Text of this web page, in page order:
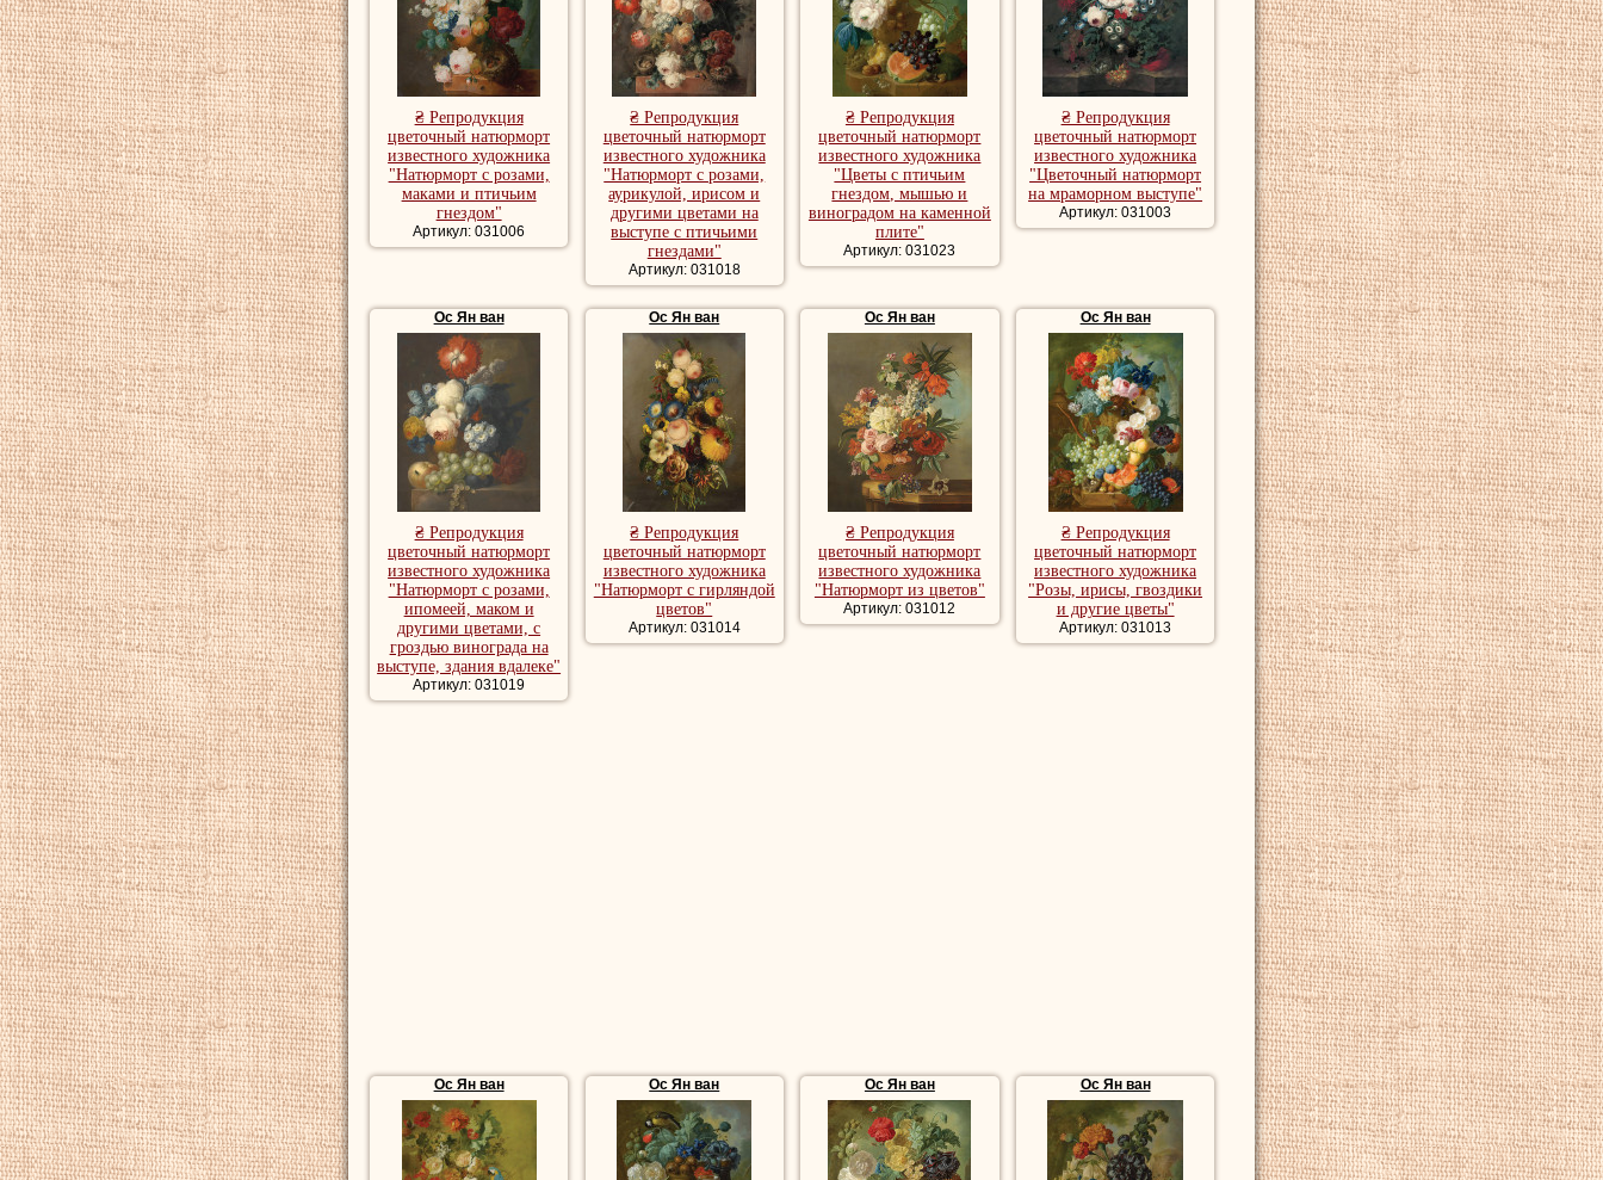
₴ Репродукция
цветочный натюрморт
известного художника
"Натюрморт с розами,
маками и птичьим
гнездом"
Артикул: 031006
₴ Репродукция
цветочный натюрморт
известного художника
"Натюрморт с розами,
аурикулой, ирисом и
другими цветами на
выступе с птичьими
гнездами"
Артикул: 031018
₴ Репродукция
цветочный натюрморт
известного художника
"Цветы с птичьим
гнездом, мышью и
виноградом на каменной
плите"
Артикул: 031023
₴ Репродукция
цветочный натюрморт
известного художника
"Цветочный натюрморт
на мраморном выступе"
Артикул: 031003
Ос Ян ван
₴ Репродукция
цветочный натюрморт
известного художника
"Натюрморт с розами,
ипомеей, маком и
другими цветами, с
гроздью винограда на
выступе, здания вдалеке"
Артикул: 031019
Ос Ян ван
₴ Репродукция
цветочный натюрморт
известного художника
"Натюрморт с гирляндой
цветов"
Артикул: 031014
Ос Ян ван
₴ Репродукция
цветочный натюрморт
известного художника
"Натюрморт из цветов"
Артикул: 031012
Ос Ян ван
₴ Репродукция
цветочный натюрморт
известного художника
"Розы, ирисы, гвоздики
и другие цветы"
Артикул: 031013
Ос Ян ван Ос Ян ван Ос Ян ван Ос Ян ван